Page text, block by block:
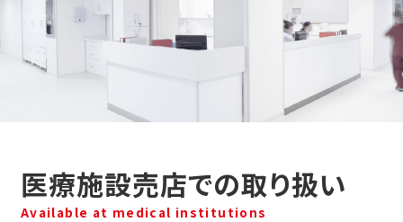
医療施設売店での取り扱い
Available at medical institutions